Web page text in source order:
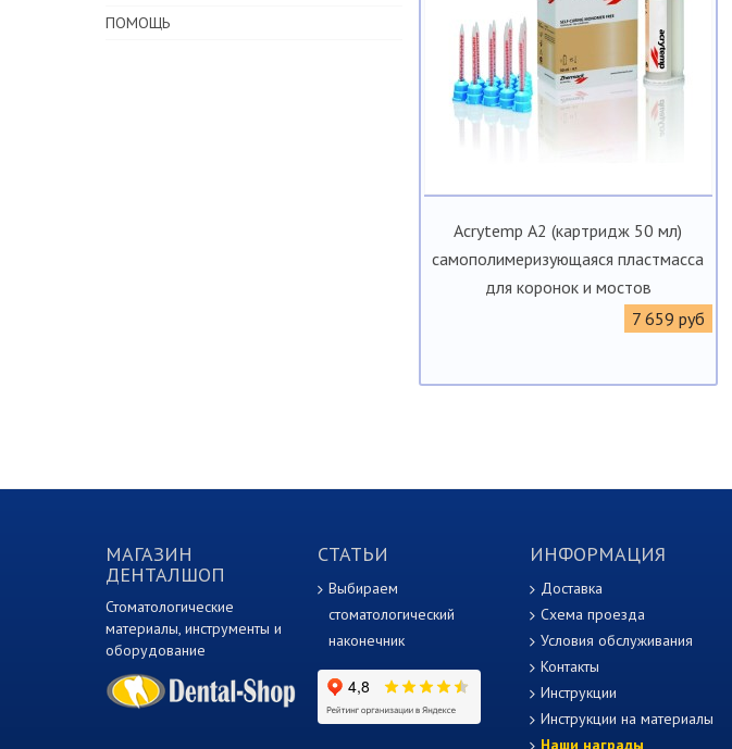
Acrytemp А2 (картридж 50 мл)
самополимеризующаяся пластмасса
для коронок и мостов
7 659 руб
ПОМОЩЬ
МАГАЗИН
ДЕНТАЛШОП
Стоматологические
материалы, инструменты и
оборудование
СТАТЬИ
Выбираем
стоматологический
наконечник
ИНФОРМАЦИЯ
Доставка
Схема проезда
Условия обслуживания
Контакты
Инструкции
Инструкции на материалы
Наши награды